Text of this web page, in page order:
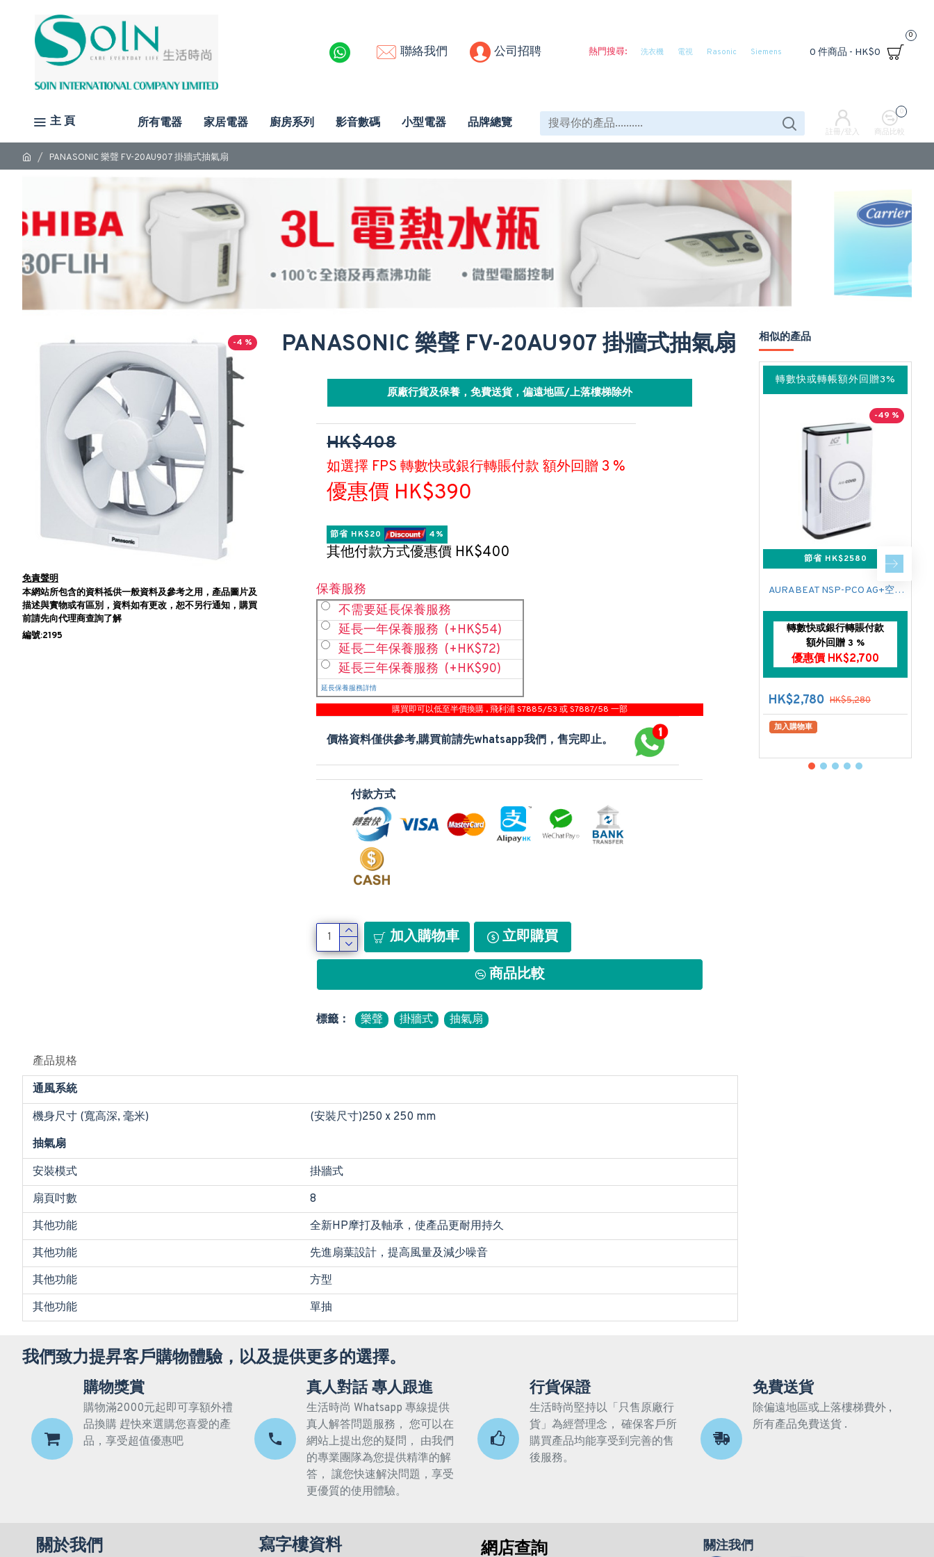
聯絡我們 公司招聘 熱門搜尋: 洗衣機 電視 Rasonic Siemens 0 件商品 - HK$0
0
主 頁 所有電器 家居電器 廚房系列 影音數碼 小型電器 品牌總覽
註冊/登入 商品比較
0
PANASONIC 樂聲 FV-20AU907 掛牆式抽氣扇
-4 %
免責聲明
本網站所包含的資料祗供一般資料及參考之用，產品圖片及
描述與實物或有區別，資料如有更改，恕不另行通知，購買
前請先向代理商查詢了解
編號:2195
PANASONIC 樂聲 FV-20AU907 掛牆式抽氣扇
原廠行貨及保養，免費送貨，偏遠地區/上落樓梯除外
HK$408
如選擇 FPS 轉數快或銀行轉賬付款 額外回贈 3 %
優惠價 HK$390
節省 HK$20 4%
其他付款方式優惠價 HK$400
保養服務
不需要延長保養服務
延長一年保養服務 (+HK$54)
延長二年保養服務 (+HK$72)
延長三年保養服務 (+HK$90)
延長保養服務詳情
購買即可以低至半價換購 , 飛利浦 S7885/53 或 S7887/58 一部
價格資料僅供參考,購買前請先whatsapp我們，售完即止。
付款方式
加入購物車 立即購買
商品比較
標籤： 樂聲 掛牆式 抽氣扇
產品規格
通風系統
機身尺寸 (寬高深, 毫米)
(安裝尺寸)250 x 250 mm
抽氣扇
安裝模式
掛牆式
扇頁吋數
8
其他功能
全新HP摩打及軸承，使產品更耐用持久
其他功能
先進扇葉設計，提高風量及減少噪音
其他功能
方型
其他功能
單抽
相似的產品
轉數快或轉帳額外回贈3%
-49 %
節省 HK$2580
AURABEAT NSP-PCO AG+空氣淨化機
轉數快或銀行轉賬付款
額外回贈 3 %
優惠價 HK$2,700
HK$2,780 HK$5,280
加入購物車
我們致力提昇客戶購物體驗，以及提供更多的選擇。
購物獎賞
購物滿2000元起即可享額外禮
品換購 趕快來選購您喜愛的產
品，享受超值優惠吧
真人對話 專人跟進
生活時尚 Whatsapp 專線提供
真人解答問題服務， 您可以在
網站上提出您的疑問， 由我們
的專業團隊為您提供精準的解
答， 讓您快速解決問題，享受
更優質的使用體驗。
行貨保證
生活時尚堅持以「只售原廠行
貨」為經營理念， 確保客戶所
購買產品均能享受到完善的售
後服務。
免費送貨
除偏遠地區或上落樓梯費外 ,
所有產品免費送貨 .
關於我們 寫字樓資料 網店查詢 關注我們